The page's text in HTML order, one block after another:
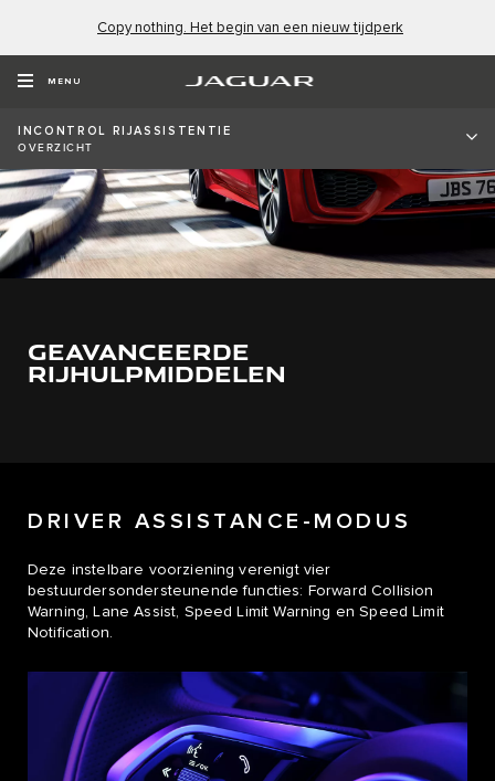
Copy nothing. Het begin van een nieuw tijdperk
MENU
INCONTROL RIJASSISTENTIE
OVERZICHT
GEAVANCEERDE
RIJHULPMIDDELEN
DRIVER ASSISTANCE-MODUS
Deze instelbare voorziening verenigt vier
bestuurdersondersteunende functies: Forward Collision
Warning, Lane Assist, Speed Limit Warning en Speed Limit
Notification.